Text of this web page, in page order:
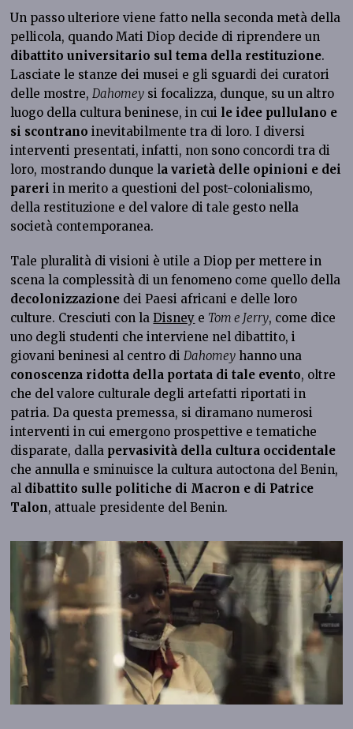
Un passo ulteriore viene fatto nella seconda metà della
pellicola, quando Mati Diop decide di riprendere un
dibattito universitario sul tema della restituzione.
Lasciate le stanze dei musei e gli sguardi dei curatori
delle mostre,Dahomey si focalizza, dunque, su un altro
luogo della cultura beninese, in cui le idee pullulano e
si scontrano inevitabilmente tra di loro. I diversi
interventi presentati, infatti, non sono concordi tra di
loro, mostrando dunque la varietà delle opinioni e dei
pareriin merito a questioni del post-colonialismo,
della restituzione e del valore di tale gesto nella
società contemporanea.
Tale pluralità di visioni è utile a Diop per mettere in
scena la complessità di un fenomeno come quello della
decolonizzazione dei Paesi africani e delle loro
culture. Cresciuti con laDisney e Tom e Jerry, come dice
uno degli studenti che interviene nel dibattito, i
giovani beninesi al centro diDahomey hanno una
conoscenza ridotta della portata di tale evento, oltre
che del valore culturale degli artefatti riportati in
patria. Da questa premessa, si diramano numerosi
interventi in cui emergono prospettive e tematiche
disparate, dalla pervasività della cultura occidentale
che annulla e sminuisce la cultura autoctona del Benin,
al dibattito sulle politiche di Macron e di Patrice
Talon, attuale presidente del Benin.